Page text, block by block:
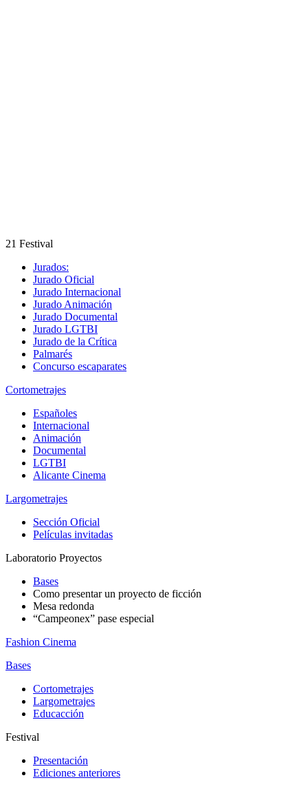
21 Festival
Jurados:
Jurado Oficial
Jurado Internacional
Jurado Animación
Jurado Documental
Jurado LGTBI
Jurado de la Crítica
Palmarés
Concurso escaparates
Cortometrajes
Españoles
Internacional
Animación
Documental
LGTBI
Alicante Cinema
Largometrajes
Sección Oficial
Películas invitadas
Laboratorio Proyectos
Bases
Como presentar un proyecto de ficción
Mesa redonda
“Campeonex” pase especial
Fashion Cinema
Bases
Cortometrajes
Largometrajes
Educacción
Festival
Presentación
Ediciones anteriores